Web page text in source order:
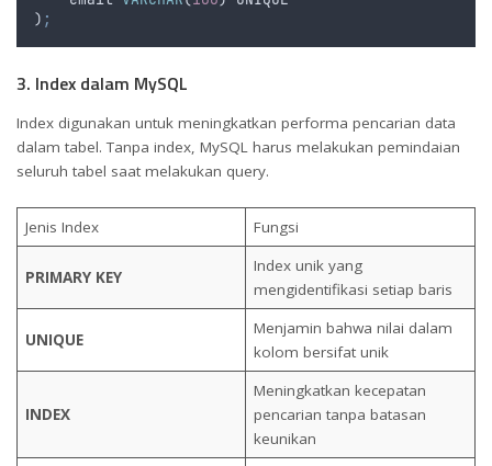
) ;
3. Index dalam MySQL
Index digunakan untuk meningkatkan performa pencarian data
dalam tabel. Tanpa index, MySQL harus melakukan pemindaian
seluruh tabel saat melakukan query.
Jenis Index Fungsi
PRIMARY KEY
Index unik yang
mengidentifikasi setiap baris
UNIQUE
Menjamin bahwa nilai dalam
kolom bersifat unik
INDEX
Meningkatkan kecepatan
pencarian tanpa batasan
keunikan